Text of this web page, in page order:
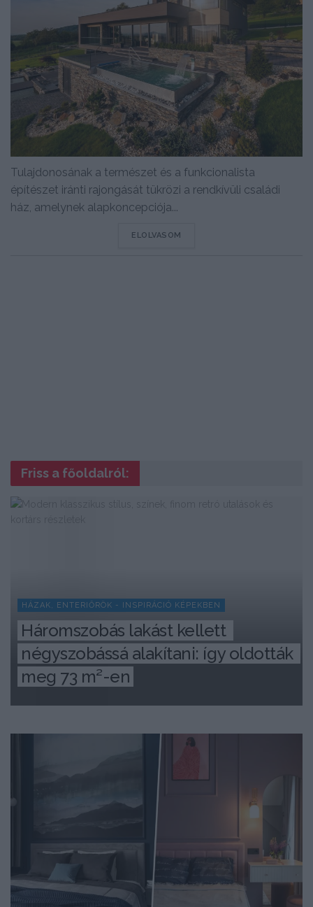
Tulajdonosának a természet és a funkcionalista
építészet iránti rajongását tükrözi a rendkívüli családi
ház, amelynek alapkoncepciója...
ELOLVASOM
Friss a főoldalról:
HÁZAK, ENTERIŐRÖK - INSPIRÁCIÓ KÉPEKBEN
Háromszobás lakást kellett
négyszobássá alakítani: így oldották
meg 73 m²-en